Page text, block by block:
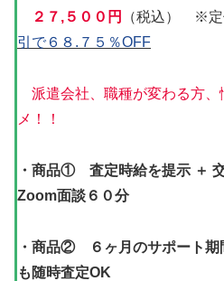
２７,５００円 （税込） ※
引で６８.７５％OFF
派遣会社、職種が変わる方
メ！！
・商品① 査定時給を提示 ＋
Zoom面談６０分
・商品② ６ヶ月のサポート期
も随時査定OK